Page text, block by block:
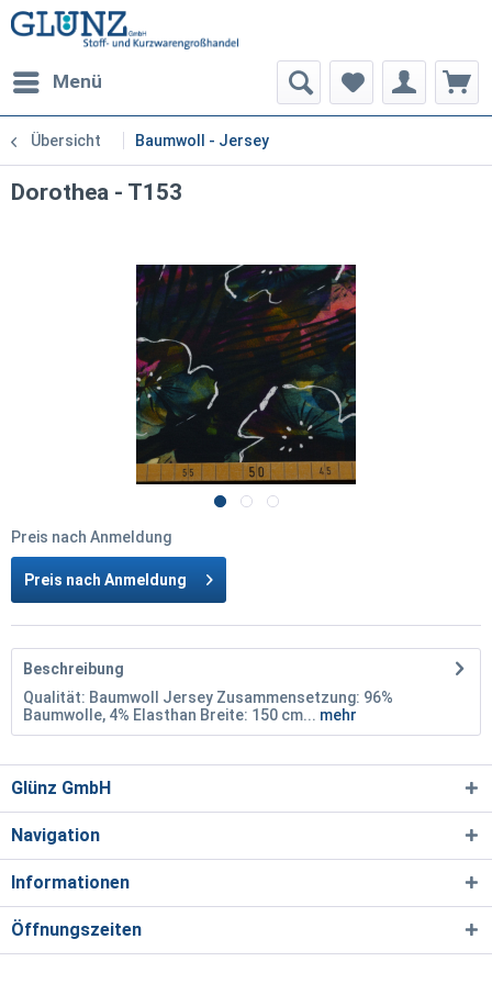
Menü
Übersicht Baumwoll - Jersey
Dorothea - T153
Preis nach Anmeldung
Preis nach Anmeldung
Beschreibung
Qualität: Baumwoll Jersey Zusammensetzung: 96%
Baumwolle, 4% Elasthan Breite: 150 cm... mehr
Glünz GmbH
Navigation
Informationen
Öffnungszeiten